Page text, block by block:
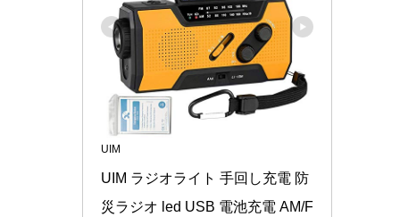
UIM
UIM ラジオライト 手回し充電 防
災ラジオ led USB 電池充電 AM/F